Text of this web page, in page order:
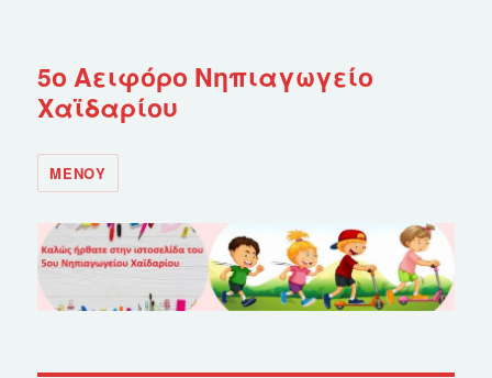
5ο Αειφόρο Νηπιαγωγείο
Χαϊδαρίου
ΜΕΝΟΎ